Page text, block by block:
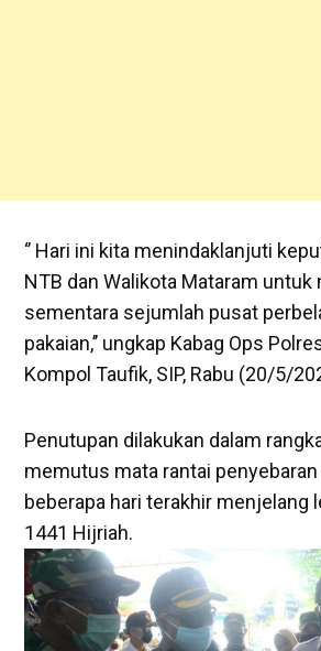
‘’ Hari ini kita menindaklanjuti
NTB dan Walikota Mataram untuk
sementara sejumlah pusat
pakaian,’’ ungkap Kabag Ops
Kompol Taufik, SIP, Rabu (20/5/
Penutupan dilakukan dalam
memutus mata rantai
beberapa hari terakhir menjelang
1441 Hijriah.